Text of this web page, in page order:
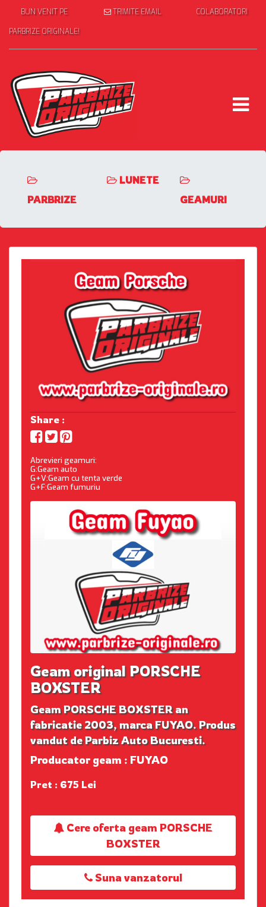
BUN VENIT PE
PARBRIZE ORIGINALE!
TRIMITE EMAIL COLABORATORI
PARBRIZE
LUNETE
GEAMURI
Share :
Abrevieri geamuri:
G:Geam auto
G+V:Geam cu tenta verde
G+F:Geam fumuriu
Geam original PORSCHE
BOXSTER
Geam PORSCHE BOXSTER an
fabricatie 2003, marca FUYAO. Produs
vandut de Parbiz Auto Bucuresti.
Producator geam : FUYAO
Pret : 675 Lei
Cere oferta geam PORSCHE
BOXSTER
Suna vanzatorul